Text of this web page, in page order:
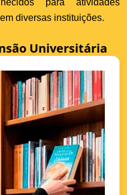
para atividades
diversas instituições.
Universitária